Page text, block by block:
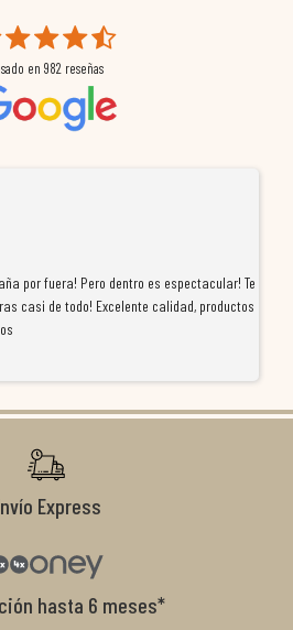
en 982 reseñas
por fuera! Pero dentro es espectacular! Te
casi de todo! Excelente calidad, productos
Express
hasta 6 meses*